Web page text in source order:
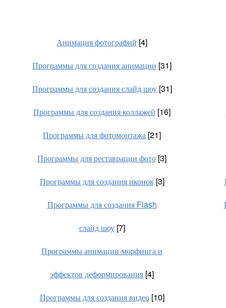
Анимация фотографий [4]
Программы для создания анимации [31]
Программы для создания слайд шоу[31]
Программы для создания коллажей [16]
Программы для фотомонтажа [21]
Программы для реставрации фото [3]
Программы для создания иконок[3]
Программы для создания Flash
слайд шоу[7]
Программы анимации-морфинга и
эффектов деформирования [4]
Программы для создания видео[10]